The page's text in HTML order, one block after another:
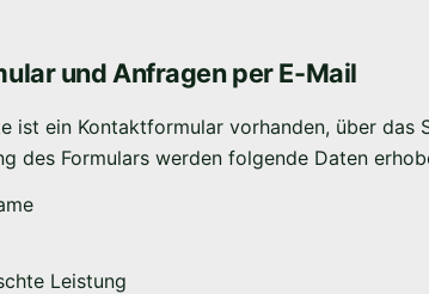
und Anfragen per E-Mail
ist ein Kontaktformular vorhanden, über das
des Formulars werden folgende Daten
Leistung